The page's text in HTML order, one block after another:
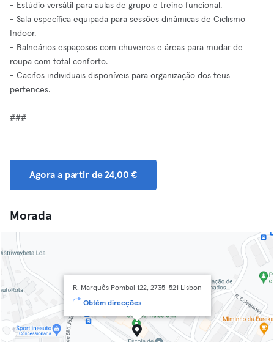
- Estúdio versátil para aulas de grupo e treino funcional.
- Sala específica equipada para sessões dinâmicas de Ciclismo
Indoor.
- Balneários espaçosos com chuveiros e áreas para mudar de
roupa com total conforto.
- Cacifos individuais disponíveis para organização dos teus
pertences.
###
Agora a partir de 24,00 €
Morada
R. Marquês Pombal 122, 2735-521 Lisbon
Obtém direcções